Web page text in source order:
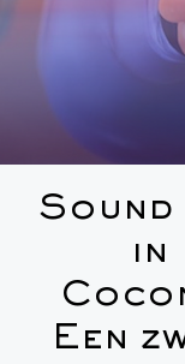
Sound
in
Een